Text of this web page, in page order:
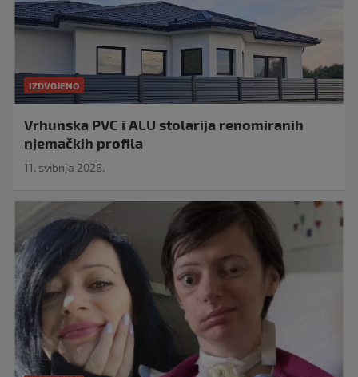
IZDVOJENO
Vrhunska PVC i ALU stolarija renomiranih
njemačkih profila
11. svibnja 2026.